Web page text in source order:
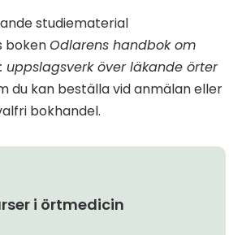
studiematerial
bokenOdlarens handbok om
uppslagsverk över läkande örter
du kan beställa vid anmälan eller
bokhandel.
i örtmedicin